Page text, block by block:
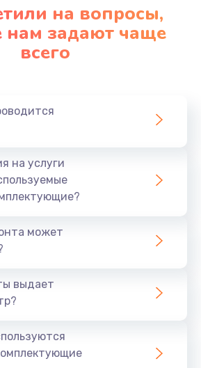
на вопросы,
нам задают чаще
всего
на услуги
может
выдает